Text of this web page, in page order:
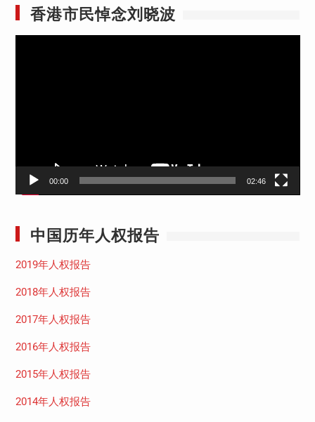
香港市民悼念刘晓波
00:00 02:46
中国历年人权报告
2019年人权报告
2018年人权报告
2017年人权报告
2016年人权报告
2015年人权报告
2014年人权报告